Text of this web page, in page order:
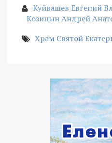
Куйвашев Евгений
Козицын Андрей
Храм Святой